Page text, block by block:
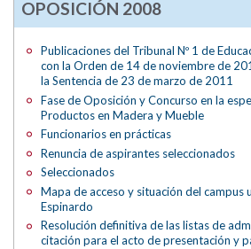
OPOSICIÓN 2008
Publicaciones del Tribunal Nº 1 de
con la Orden de 14 de noviembre de
la Sentencia de 23 de marzo de 2011
Fase de Oposición y Concurso en la
Productos en Madera y Mueble
Funcionarios en prácticas
Renuncia de aspirantes seleccionados
Seleccionados
Mapa de acceso y situación del campus
Espinardo
Resolución definitiva de las listas de
citación para el acto de presentación y